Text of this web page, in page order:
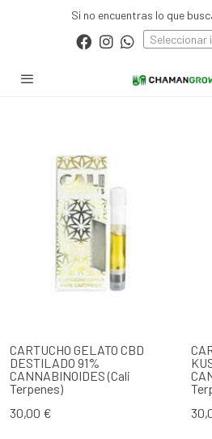
Si no encuentras lo que
Seleccionar
CARTUCHO GELATO CBD
DESTILADO 91%
CANNABINOIDES (Cali
Terpenes)
30,00 €